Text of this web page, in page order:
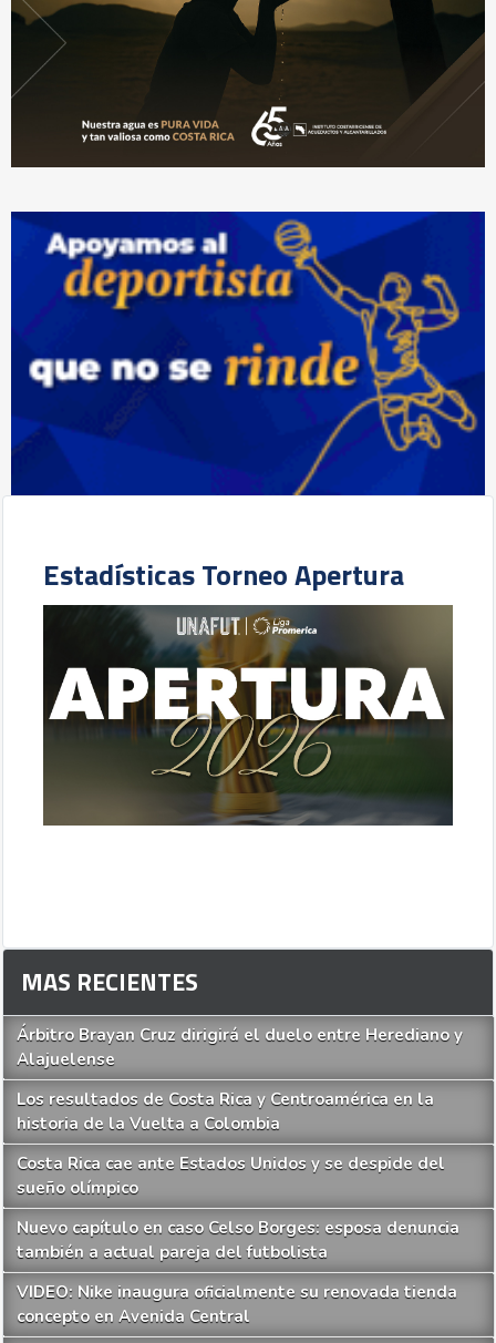
Estadísticas Torneo Apertura
MAS RECIENTES
Árbitro Brayan Cruz dirigirá el duelo entre Herediano y
Alajuelense
Los resultados de Costa Rica y Centroamérica en la
historia de la Vuelta a Colombia
Costa Rica cae ante Estados Unidos y se despide del
sueño olímpico
Nuevo capítulo en caso Celso Borges: esposa denuncia
también a actual pareja del futbolista
VIDEO: Nike inaugura oficialmente su renovada tienda
concepto en Avenida Central